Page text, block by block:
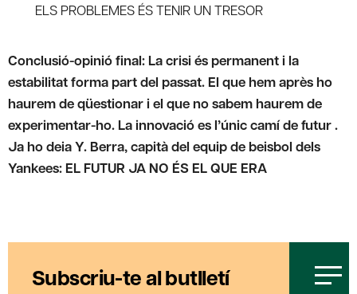
ELS PROBLEMES ÉS TENIR UN TRESOR
Conclusió-opinió final: La crisi és permanent i la
estabilitat forma part del passat. El que hem après ho
haurem de qüestionar i el que no sabem haurem de
experimentar-ho. La innovació es l’únic camí de futur .
Ja ho deia Y. Berra, capità del equip de beisbol dels
Yankees: EL FUTUR JA NO ÉS EL QUE ERA
Subscriu-te al butlletí